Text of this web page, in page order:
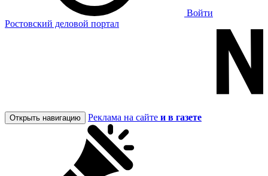
Войти
Ростовский деловой портал
Открыть навигацию Реклама на сайте и в газете